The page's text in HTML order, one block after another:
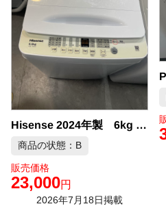
Hisense 2024年製 6kg 洗濯機 中古品販売
商品の状態：B
販売価格
23,000円
2026年7月18日掲載